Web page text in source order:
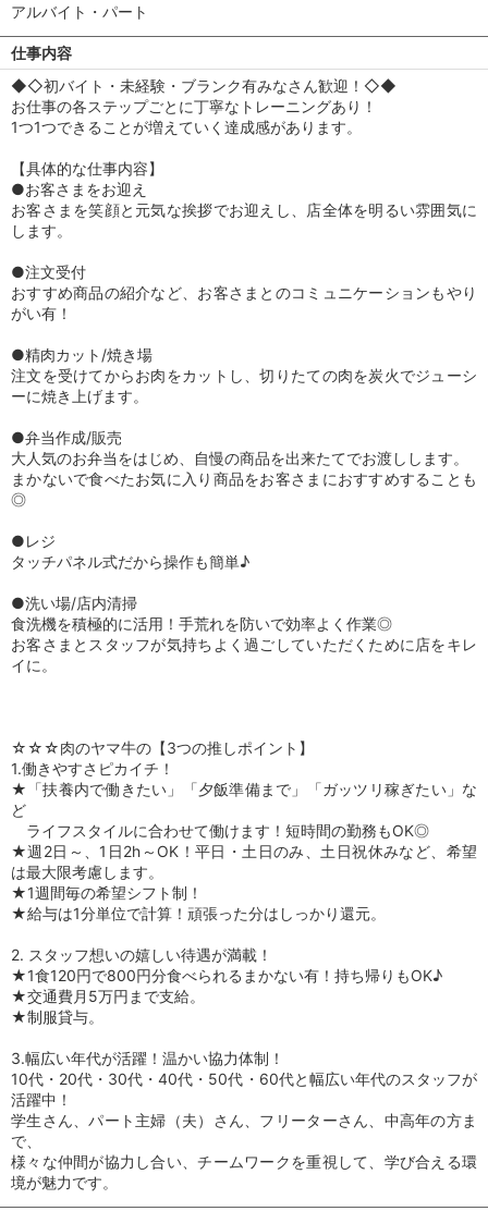
アルバイト・パート
仕事内容
◆◇初バイト・未経験・ブランク有みなさん歓迎！◇◆
お仕事の各ステップごとに丁寧なトレーニングあり！
1つ1つできることが増えていく達成感があります。
【具体的な仕事内容】
●お客さまをお迎え
お客さまを笑顔と元気な挨拶でお迎えし、店全体を明るい雰囲気に
します。
●注文受付
おすすめ商品の紹介など、お客さまとのコミュニケーションもやり
がい有！
●精肉カット/焼き場
注文を受けてからお肉をカットし、切りたての肉を炭火でジューシ
ーに焼き上げます。
●弁当作成/販売
大人気のお弁当をはじめ、自慢の商品を出来たてでお渡しします。
まかないで食べたお気に入り商品をお客さまにおすすめすることも
◎
●レジ
タッチパネル式だから操作も簡単♪
●洗い場/店内清掃
食洗機を積極的に活用！手荒れを防いで効率よく作業◎
お客さまとスタッフが気持ちよく過ごしていただくために店をキレ
イに。
☆☆☆肉のヤマ牛の【3つの推しポイント】
1.働きやすさピカイチ！
★「扶養内で働きたい」「夕飯準備まで」「ガッツリ稼ぎたい」な
ど
ライフスタイルに合わせて働けます！短時間の勤務もOK◎
★週2日～、1日2h～OK！平日・土日のみ、土日祝休みなど、希望
は最大限考慮します。
★1週間毎の希望シフト制！
★給与は1分単位で計算！頑張った分はしっかり還元。
2. スタッフ想いの嬉しい待遇が満載！
★1食120円で800円分食べられるまかない有！持ち帰りもOK♪
★交通費月5万円まで支給。
★制服貸与。
3.幅広い年代が活躍！温かい協力体制！
10代・20代・30代・40代・50代・60代と幅広い年代のスタッフが
活躍中！
学生さん、パート主婦（夫）さん、フリーターさん、中高年の方ま
で、
様々な仲間が協力し合い、チームワークを重視して、学び合える環
境が魅力です。